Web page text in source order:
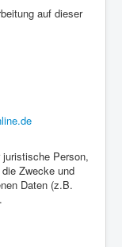
auf dieser
Person,
Zwecke und
Daten (z.B.